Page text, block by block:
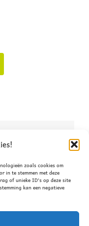
zoals cookies om
in te stemmen met deze
of unieke ID's op deze site
kan een negatieve
kies je
WhatsApp